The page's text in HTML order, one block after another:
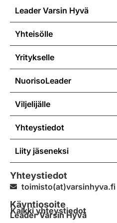
Leader Varsin Hyvä
Yhteisölle
Yritykselle
NuorisoLeader
Viljelijälle
Yhteystiedot
Liity jäseneksi
Yhteystiedot
toimisto(at)varsinhyva.fi
Kaikki yhteystiedot
Käyntiosoite
Leader Varsin Hyvä